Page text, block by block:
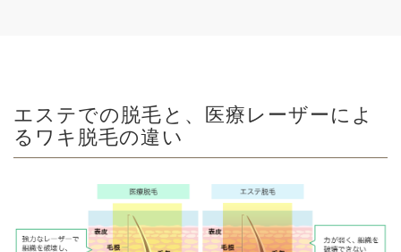
エステでの脱毛と、医療レーザーによ
るワキ脱毛の違い